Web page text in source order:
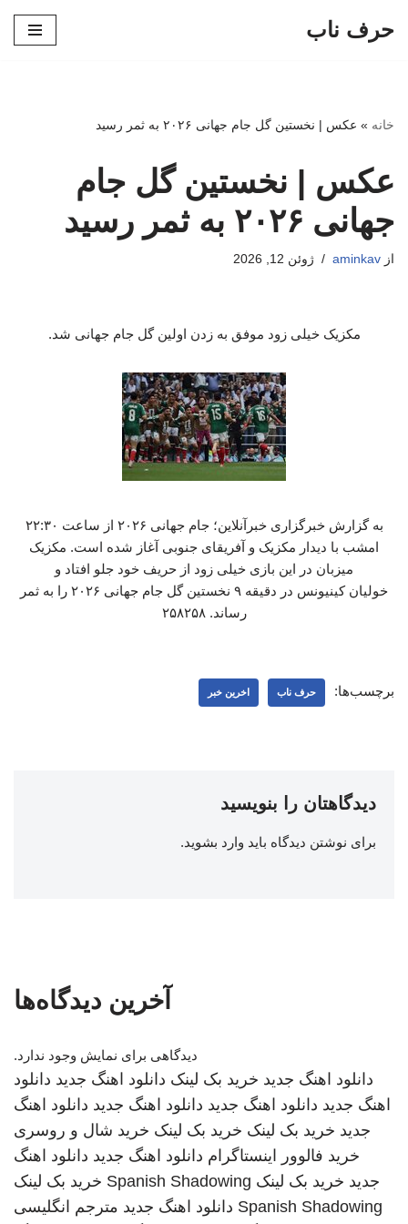
حرف ناب
خانه » عکس | نخستین گل جام جهانی ۲۰۲۶ به ثمر رسید
عکس | نخستین گل جام
جهانی ۲۰۲۶ به ثمر رسید
از aminkav ژوئن 12, 2026
مکزیک خیلی زود موفق به زدن اولین گل جام جهانی شد.
به گزارش خبرگزاری خبرآنلاین؛ جام جهانی ۲۰۲۶ از ساعت ۲۲:۳۰
امشب با دیدار مکزیک و آفریقای جنوبی آغاز شده است. مکزیک
میزبان در این بازی خیلی زود از حریف خود جلو افتاد و
خولیان کینیونس در دقیقه ۹ نخستین گل جام جهانی ۲۰۲۶ را به ثمر
رساند. ۲۵۸۲۵۸
برچسب‌ها: حرف ناب اخرین خبر
دیدگاهتان را بنویسید
برای نوشتن دیدگاه باید وارد بشوید.
آخرین دیدگاه‌ها
دیدگاهی برای نمایش وجود ندارد.
دانلود اهنگ جدید خرید بک لینک دانلود اهنگ جدید دانلود
اهنگ جدید دانلود اهنگ جدید دانلود اهنگ جدید دانلود اهنگ
جدید خرید بک لینک خرید بک لینک خرید شال و روسری
خرید فالوور اینستاگرام دانلود اهنگ جدید دانلود اهنگ
جدید خرید بک لینک Spanish Shadowing خرید بک لینک
Spanish Shadowing دانلود اهنگ جدید مترجم انگلیسی